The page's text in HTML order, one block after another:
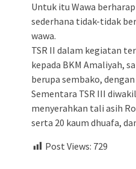
Untuk itu Wawa
sederhana tidak-tidak
wawa.
TSR II dalam kegiatan
kepada BKM Amaliyah,
berupa sembako,
Sementara TSR III
menyerahkan tali asih
serta 20 kaum dhuafa,
Post Views: 729